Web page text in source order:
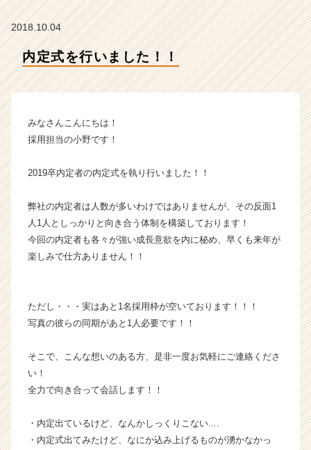
長
ら
ト
届
く
就
サ
チ
ア
ャ
（C
e
e
2018.10.04
内定式を行いました！！
みなさんこんにちは！
採用担当の小野です！
2019卒内定者の内定式を執り行いました！！
弊社の内定者は人数が多いわけではありませんが、その反面1
人1人としっかりと向き合う体制を構築しております！
今回の内定者も各々が強い成長意欲を内に秘め、早くも来年が
楽しみで仕方ありません！！
ただし・・・実はあと1名採用枠が空いております！！！
写真の彼らの同期があと1人必要です！！
そこで、こんな想いのある方、是非一度お気軽にご連絡くださ
い！
全力で向き合って会話します！！
・内定出ているけど、なんかしっくりこない....
・内定式出てみたけど、なにか込み上げるものが湧かなかっ